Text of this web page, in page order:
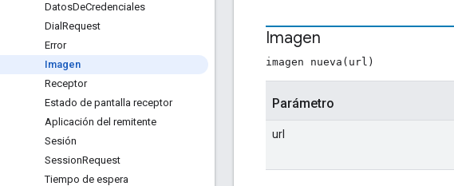
DatosDeCredenciales
Dial Request
Error
Imagen
Receptor
Estado de pantalla receptor
Aplicación del remitente
Sesión
SessionRequest
Tiempo de espera
Imagen
imagen nueva(url)
Parámetro
url